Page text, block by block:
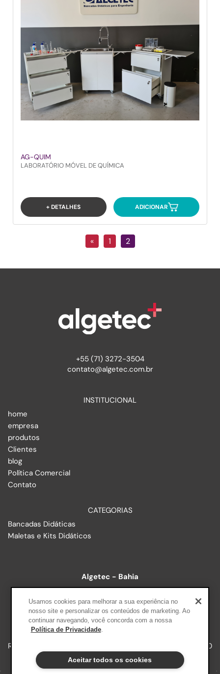
AG-QUIM
LABORATÓRIO MÓVEL DE QUÍMICA
+ DETALHES ADICIONAR
« 1 2
+55 (71) 3272-3504
contato@algetec.com.br
INSTITUCIONAL
home
empresa
produtos
Clientes
blog
Política Comercial
Contato
CATEGORIAS
Bancadas Didáticas
Maletas e Kits Didáticos
Algetec - Bahia
+A Educação - Edtech Plataforma A
R. Ernesto Alves, 150 | Floresta, Porto Alegre RS, 90220-190
Usamos cookies para melhorar a sua experiência no
nosso site e personalizar os conteúdos de marketing. Ao
continuar navegando, você concorda com a nossa
Política de Privacidade.
Aceitar todos os cookies